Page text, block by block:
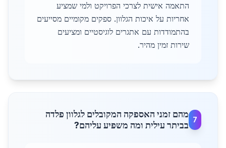
התאמה אישית לצרכי הפרויקט ולמי שמציע
אחריות על איכות הגלוון. ספקים מקומיים מסייעים
בהתמודדות עם אתגרים לוגיסטיים ומציעים
שירות זמין מהיר.
7
מהם זמני האספקה המקובלים לגלוון פלדה
בביתר עילית ומה משפיע עליהם?